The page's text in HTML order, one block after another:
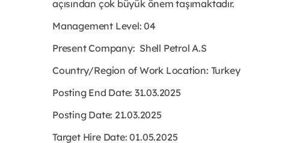
açısından çok büyük önem taşımaktadır.
Management Level: 04
Present Company: Shell Petrol A.S
Country/Region of Work Location: Turkey
Posting End Date: 31.03.2025
Posting Date: 21.03.2025
Target Hire Date: 01.05.2025